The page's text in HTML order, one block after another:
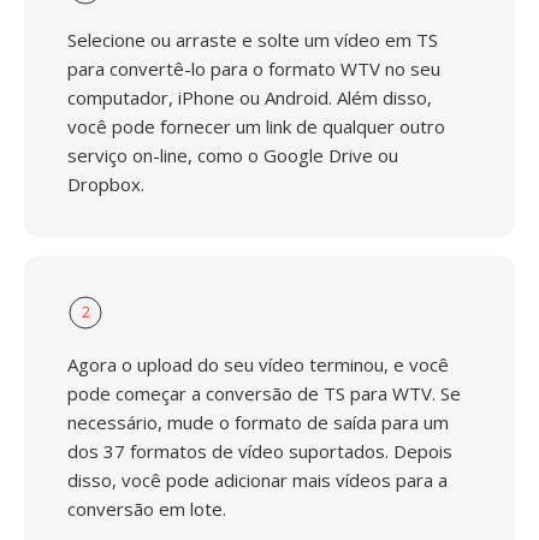
Selecione ou arraste e solte um vídeo em TS
para convertê-lo para o formato WTV no seu
computador, iPhone ou Android. Além disso,
você pode fornecer um link de qualquer outro
serviço on-line, como o Google Drive ou
Dropbox.
2
Agora o upload do seu vídeo terminou, e você
pode começar a conversão de TS para WTV. Se
necessário, mude o formato de saída para um
dos 37 formatos de vídeo suportados. Depois
disso, você pode adicionar mais vídeos para a
conversão em lote.